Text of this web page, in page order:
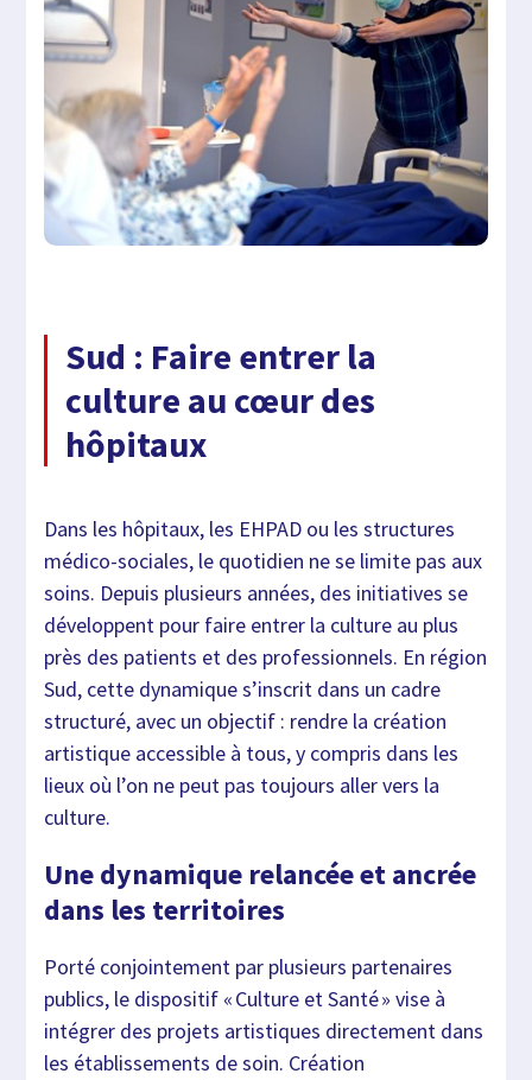
Sud : Faire entrer la
culture au cœur des
hôpitaux
Dans les hôpitaux, les EHPAD ou les structures
médico-sociales, le quotidien ne se limite pas aux
soins. Depuis plusieurs années, des initiatives se
développent pour faire entrer la culture au plus
près des patients et des professionnels. En région
Sud, cette dynamique s’inscrit dans un cadre
structuré, avec un objectif : rendre la création
artistique accessible à tous, y compris dans les
lieux où l’on ne peut pas toujours aller vers la
culture.
Une dynamique relancée et ancrée
dans les territoires
Porté conjointement par plusieurs partenaires
publics, le dispositif « Culture et Santé » vise à
intégrer des projets artistiques directement dans
les établissements de soin. Création